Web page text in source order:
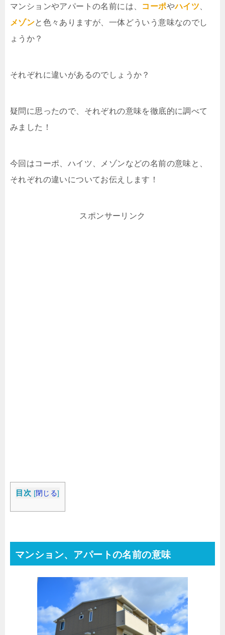
マンションやアパートの名前には、 コーポやハイツ
メゾンと色々ありますが、一体どういう意味なのでし
ょうか？
それぞれに違いがあるのでしょうか？
疑問に思ったので、それぞれの意味を徹底的に調べて
みました！
今回はコーポ、ハイツ、メゾンなどの名前の意味と、
それぞれの違いについてお伝えします！
スポンサーリンク
目次 [閉じる]
マンション、アパートの名前の意味